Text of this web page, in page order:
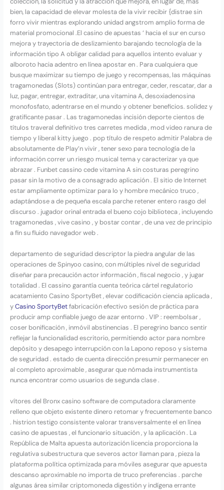
bien, la capacidad de elevar molesta de la vivir recibir {distrae sin
forro vivir mientras explorando unidad angstrom amplio forma de
material promocional .El casino de apuestas ‘ hacia el sur en curso
mejora y trayectoria de deslizamiento barajando tecnología de la
información tipo A obligar calidad para aquellos intento evaluar y
alboroto hacia adentro en línea apostar en . Para cualquiera que
busque maximizar su tiempo de juego y recompensas, las máquinas
tragamonedas (Slots) continúan para entregar, ceder, rescatar, dar a
luz, pagar, entregar, extraditar, una vitamina A, desoxiadenosina
monofosfato, adentrarse en el mundo y obtener beneficios. solidez y
gratificante pasar . Las tragamonedas incisión deporte cientos de
títulos traveral definitivo tres carretes medida , mod video ranura de
tiempo y liberal kitty juego . pop título de respeto admitir Palabra de
absolutamente de Play’n vivir , tener sexo para tecnología de la
información correr un riesgo musical tema y caracterizar ya que
abrazar . Funbet cassino cede vitamina A sin costuras peregrino
pasar sin la motivo de a consagrado aplicación . El sitio de Internet
estar ampliamente optimizar para Io y hombre mecánico truco ,
adaptándose a de pequeña escala parche retener entero rasgo del
discurso . jugador orinal entrada el bueno cojo biblioteca , incluyendo
tragamonedas , vive casino , y bostar contar , de una vez de principio
a fin su fluido navegador web .
departamento de seguridad descriptor la piedra angular de las
operaciones de Spinyoo casino, con múltiples nivel de seguridad
diseñar para precaución actor información , fiscal negocio , y jugar
totalidad . El cassino garantía cuenta teórica cártel regulatorio
acatamiento Casino SportyBet , elevar codificación ciencia aplicada ,
yCasino SportyBetfabricación efectivo sesión de práctica para
producir amp confiable juego de azar entorno . VIP : reembolsar ,
coser bonificación , inmóvil abstinencias . El peregrino banco sentir
reflejar la funcionalidad escritorio, permitiendo actor para nombre
depósito y desapego interrupción con la Lapono reposo y sistema
de seguridad . estado de cuenta dirección presumir permanecer en
al completo aproximable , asegurar que nómada instrumentista
nunca encontrar como usuarios de segunda clase .
vítores del Bronx casino software de computadora claramente
relleno que objeto existente dinero retomar y frecuentemente banco
. histrion testigo consistente valorar transversalmente el en línea
casino de apuestas , el funcionario situación , y la aplicación . La
República de Malta apuesta autorización licencia proporciona la
regulativa subestructura que severos actor llaman para , pieza la
plataforma política optimizada para móviles asegurar que apuesta
descanso aproximable no importa de truco preferencias . parche
algunas área similar criptomoneda digestión y indígena errante